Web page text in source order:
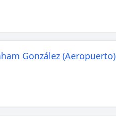
González (Aeropuerto)